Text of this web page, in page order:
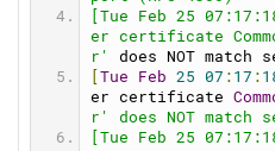
ftpcommandtimeout
ftpconnecttimeout =
[ sendmail]
smtp_server
""
smtp_port =""
auth_username= ""
auth_password = ""
[Tue Feb 25
er certificate
r'
does NOT match
Tue Feb 25 07 : 17 :
er certificate
r' does NOT match
[Tue Feb 25